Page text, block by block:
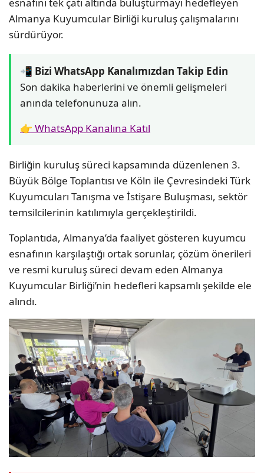
Almanya Kuyumcular Birliği kuruluş çalışmalarını
sürdürüyor.
📲 Bizi WhatsApp Kanalımızdan Takip Edin
Son dakika haberlerini ve önemli gelişmeleri
anında telefonunuza alın.
👉 WhatsApp Kanalına Katıl
Birliğin kuruluş süreci kapsamında düzenlenen 3.
Büyük Bölge Toplantısı ve Köln ile Çevresindeki Türk
Kuyumcuları Tanışma ve İstişare Buluşması, sektör
temsilcilerinin katılımıyla gerçekleştirildi.
Toplantıda, Almanya’da faaliyet gösteren kuyumcu
esnafının karşılaştığı ortak sorunlar, çözüm önerileri
ve resmi kuruluş süreci devam eden Almanya
Kuyumcular Birliği’nin hedefleri kapsamlı şekilde ele
alındı.